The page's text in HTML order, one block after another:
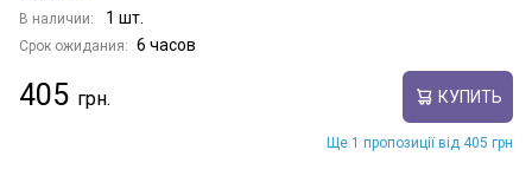
В наличии: 1 шт.
Срок ожидания: 6 часов
405 КУПИТЬ
Ще 1 пропозиції від 405 грн